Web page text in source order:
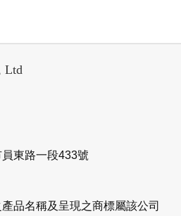
Ltd
東路一段433號
品名稱及呈現之商標屬該公司